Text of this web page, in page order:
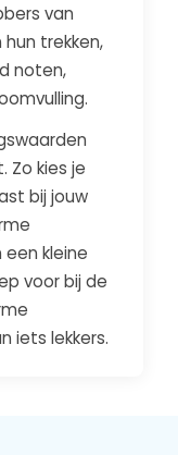
van
trekken,
noten,
Zo kies je
bij jouw
kleine
voor bij de
iets lekkers.